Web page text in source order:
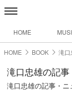
HOME
HOME BOOK 滝口
滝口忠雄の記
滝口忠雄の記事・